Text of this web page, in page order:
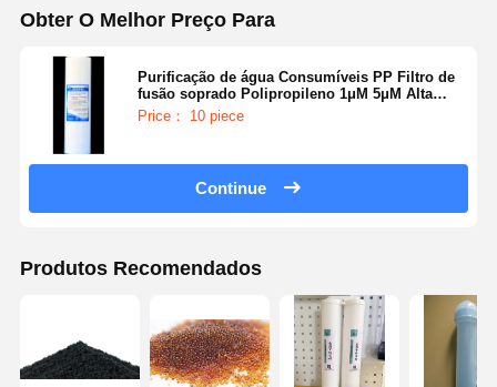
Obter O Melhor Preço Para
Purificação de água Consumíveis PP Filtro de
fusão soprado Polipropileno 1μM 5μM Alta
precisão
Price： 10 piece
Continue
Produtos Recomendados